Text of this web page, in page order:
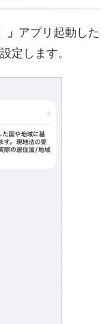
アプリ起動した
定します。